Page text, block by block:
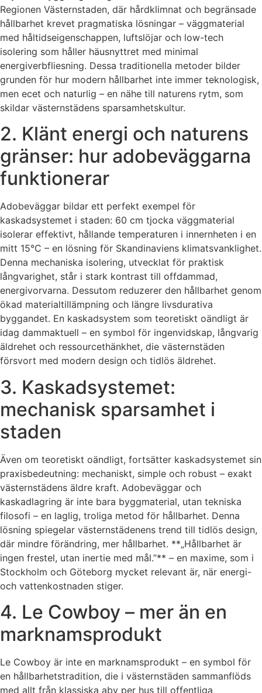
Regionen Västernstaden, där hårdklimnat och begränsade
hållbarhet krevet pragmatiska lösningar – väggmaterial
med håltidseigenschappen, luftslöjar och low-tech
isolering som håller häusnyttret med minimal
energiverbfliesning. Dessa traditionella metoder bilder
grunden för hur modern hållbarhet inte immer teknologisk,
men ecet och naturlig – en nähe till naturens rytm, som
skildar västernstädens sparsamhetskultur.
2. Klänt energi och naturens
gränser: hur adobeväggarna
funktionerar
Adobeväggar bildar ett perfekt exempel för
kaskadsystemet i staden: 60 cm tjocka väggmaterial
isolerar effektivt, hållande temperaturen i innernheten i en
mitt 15°C – en lösning för Skandinaviens klimatsvanklighet.
Denna mechaniska isolering, utvecklat för praktisk
långvarighet, står i stark kontrast till offdammad,
energivorvarna. Dessutom reduzerer den hållbarhet genom
ökad materialtillämpning och längre livsdurativa
byggandet. En kaskadsystem som teoretiskt oändligt är
idag dammaktuell – en symbol för ingenvidskap, långvarig
äldrehet och ressourcethänkhet, die västernstäden
försvort med modern design och tidlös äldrehet.
3. Kaskadsystemet:
mechanisk sparsamhet i
staden
Även om teoretiskt oändligt, fortsätter kaskadsystemet sin
praxisbedeutning: mechaniskt, simple och robust – exakt
västernstädens äldre kraft. Adobeväggar och
kaskadlagring är inte bara byggmaterial, utan tekniska
filosofi – en laglig, troliga metod för hållbarhet. Denna
lösning spiegelar västernstädenens trend till tidlös design,
där mindre förändring, mer hållbarhet. **„Hållbarhet är
ingen frestel, utan inertie med mål.”** – en maxime, som i
Stockholm och Göteborg mycket relevant är, när energi-
och vattenkostnaden stiger.
4. Le Cowboy – mer än en
marknamsprodukt
Le Cowboy är inte en marknamsprodukt – en symbol för
en hållbarhetstradition, die i västernstäden sammanflöds
med allt från klassiska aby per hus till offentliga